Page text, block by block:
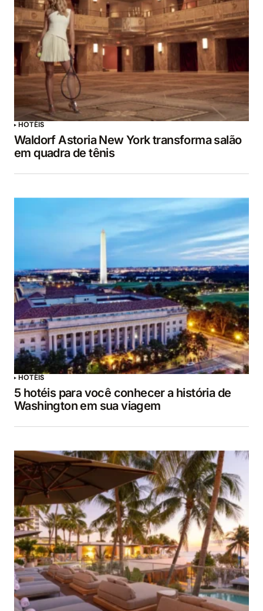
HOTÉIS
Waldorf Astoria New York transforma salão
em quadra de tênis
HOTÉIS
5 hotéis para você conhecer a história de
Washington em sua viagem